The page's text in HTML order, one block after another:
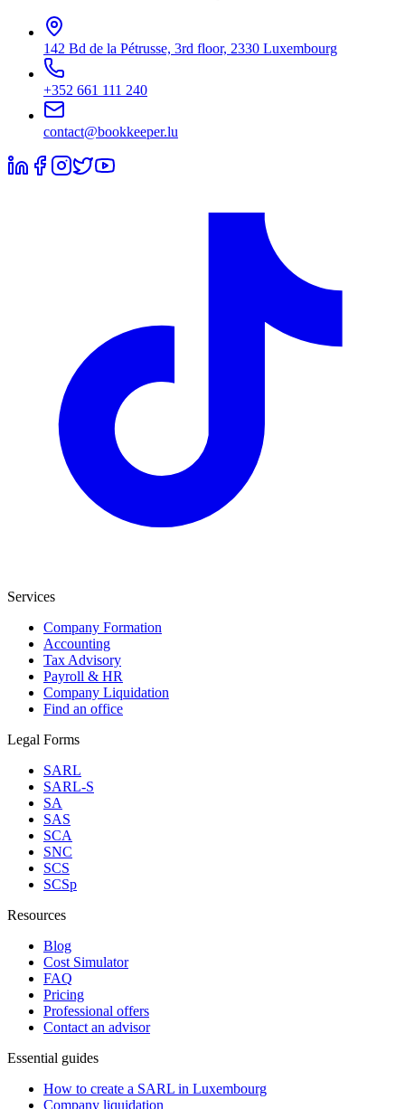
142 Bd de la Pétrusse, 3rd floor, 2330 Luxembourg
+352 661 111 240
contact@bookkeeper.lu
Services
Company Formation
Accounting
Tax Advisory
Payroll & HR
Company Liquidation
Find an office
Legal Forms
SARL
SARL-S
SA
SAS
SCA
SNC
SCS
SCSp
Resources
Blog
Cost Simulator
FAQ
Pricing
Professional offers
Contact an advisor
Essential guides
How to create a SARL in Luxembourg
Company liquidation